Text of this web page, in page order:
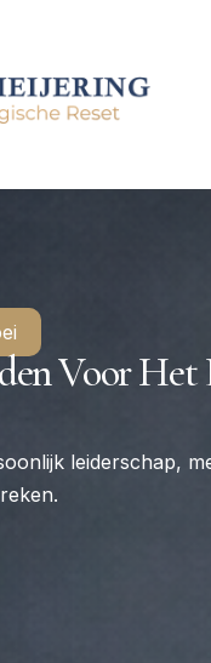
Voor Het
leiderschap,